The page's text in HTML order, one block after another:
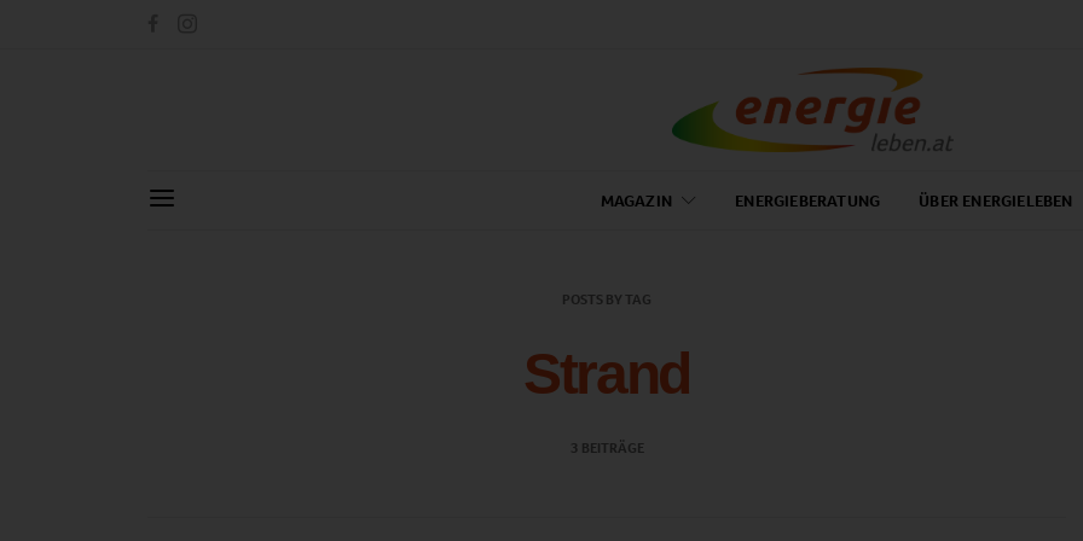
MAGAZIN ENERGIEBERATUNG ÜBER ENERGIELEBEN
POSTS BY TAG
Strand
3 BEITRÄGE